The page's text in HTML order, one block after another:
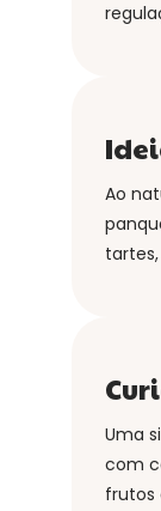
Ao
Uma
com
frutos